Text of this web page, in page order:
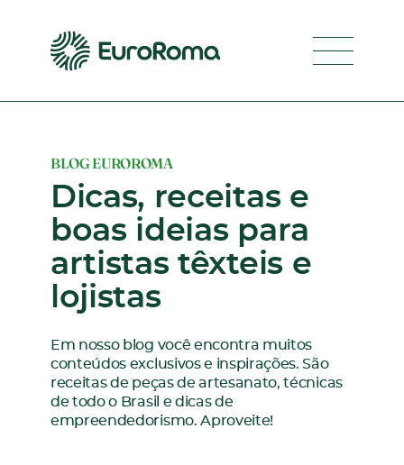
BLOG EUROROMA
Dicas, receitas e
boas ideias para
artistas têxteis e
lojistas
Em nosso blog você encontra muitos
conteúdos exclusivos e inspirações. São
receitas de peças de artesanato, técnicas
de todo o Brasil e dicas de
empreendedorismo. Aproveite!